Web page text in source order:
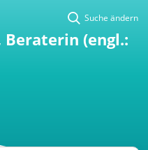
Suche ändern
Beraterin (engl.: